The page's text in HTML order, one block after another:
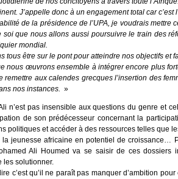
J’appelle donc à un engagement total car
de la présidence de l’UPA, je voudrais
soi que nous allons aussi poursuivre le train des
mondial.
tous être sur le pont pour atteindre nos objectifs et
nous œuvrons ensemble à intégrer encore plus
remettre aux calendes grecques l’insertion des
nos instances. »
n’est pas insensible aux questions du genre et
de son prédécesseur concernant la
politiques et accéder à des ressources telles que
jeunesse africaine en potentiel de croissance…
Ali Houmed va se saisir de ces dossiers
les solutionner.
c’est qu’il ne paraît pas manquer d’ambition